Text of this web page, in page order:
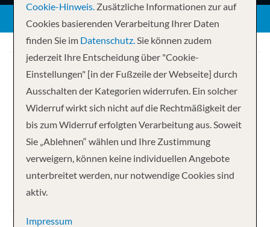
Ihre Kreuzfahrt
5 NächteFreedom of the Seas
Abfahrt
Cookie-Hinweis. Zusätzliche Informationen zur auf
Cookies basierenden Verarbeitung Ihrer Daten
finden Sie im Datenschutz.Sie können zudem
jederzeit Ihre Entscheidung über "Cookie-
Einstellungen" [in der Fußzeile der Webseite] durch
Ausschalten der Kategorien widerrufen. Ein solcher
Widerruf wirkt sich nicht auf die Rechtmäßigkeit der
bis zum Widerruf erfolgten Verarbeitung aus. Soweit
Sie „Ablehnen“ wählen und Ihre Zustimmung
verweigern, können keine individuellen Angebote
unterbreitet werden, nur notwendige Cookies sind
aktiv.
Impressum